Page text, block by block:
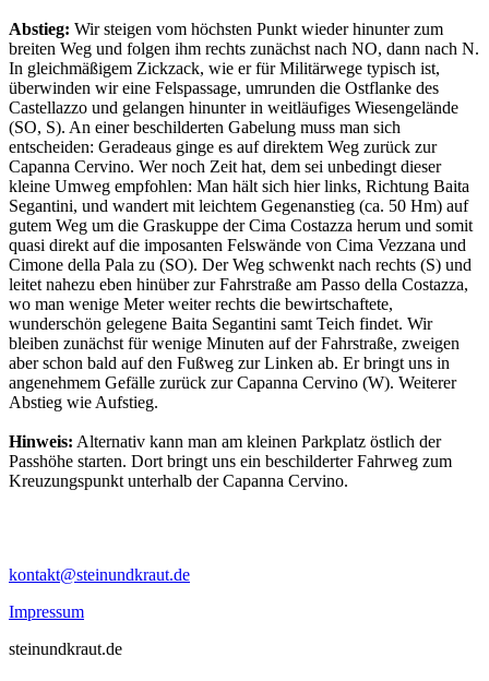
Abstieg: Wir steigen vom höchsten Punkt wieder hinunter zum
breiten Weg und folgen ihm rechts zunächst nach NO, dann nach N.
In gleichmäßigem Zickzack, wie er für Militärwege typisch ist,
überwinden wir eine Felspassage, umrunden die Ostflanke des
Castellazzo und gelangen hinunter in weitläufiges Wiesengelände
(SO, S). An einer beschilderten Gabelung muss man sich
entscheiden: Geradeaus ginge es auf direktem Weg zurück zur
Capanna Cervino. Wer noch Zeit hat, dem sei unbedingt dieser
kleine Umweg empfohlen: Man hält sich hier links, Richtung Baita
Segantini, und wandert mit leichtem Gegenanstieg (ca. 50 Hm) auf
gutem Weg um die Graskuppe der Cima Costazza herum und somit
quasi direkt auf die imposanten Felswände von Cima Vezzana und
Cimone della Pala zu (SO). Der Weg schwenkt nach rechts (S) und
leitet nahezu eben hinüber zur Fahrstraße am Passo della Costazza,
wo man wenige Meter weiter rechts die bewirtschaftete,
wunderschön gelegene Baita Segantini samt Teich findet. Wir
bleiben zunächst für wenige Minuten auf der Fahrstraße, zweigen
aber schon bald auf den Fußweg zur Linken ab. Er bringt uns in
angenehmem Gefälle zurück zur Capanna Cervino (W). Weiterer
Abstieg wie Aufstieg.
Hinweis: Alternativ kann man am kleinen Parkplatz östlich der
Passhöhe starten. Dort bringt uns ein beschilderter Fahrweg zum
Kreuzungspunkt unterhalb der Capanna Cervino.
kontakt@steinundkraut.de
Impressum
steinundkraut.de